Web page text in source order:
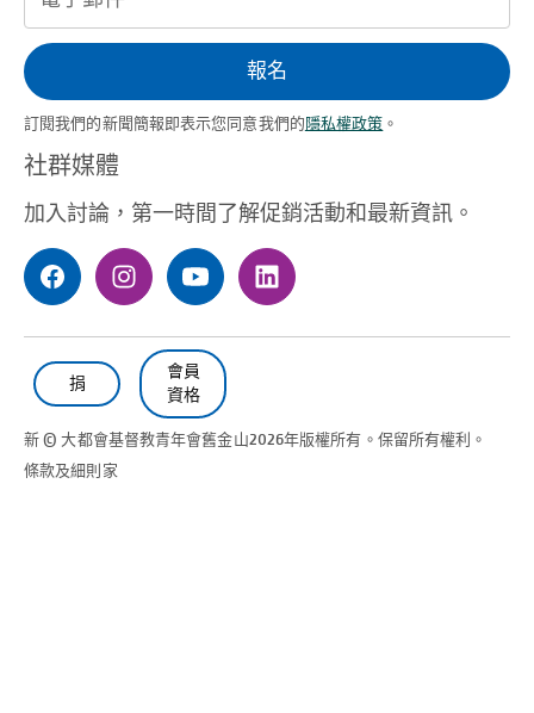
郵
件
（必需的）
報名
訂閱我們的新聞簡報即表示您同意我們的隱私權政策 。
社群媒體
加入討論，第一時間了解促銷活動和最新資訊。
捐
會員
資格
新 © 大都會基督教青年會舊金山2026年版權所有。保留所有權利。
條款及細則 家